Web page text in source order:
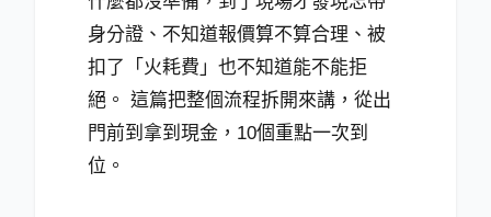
身分證、不知道報價算不算合理、被
扣了「火耗費」也不知道能不能拒
絕。 這篇把整個流程拆開來講，從出
門前到拿到現金，10個重點一次到
位。